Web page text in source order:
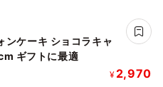
ンケーキ ショコラキャ
ギフトに最適
¥ 2,970